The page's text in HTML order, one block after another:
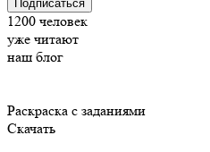
Подписаться
1200 человек
уже читают
наш блог
Раскраска с заданиями
Скачать